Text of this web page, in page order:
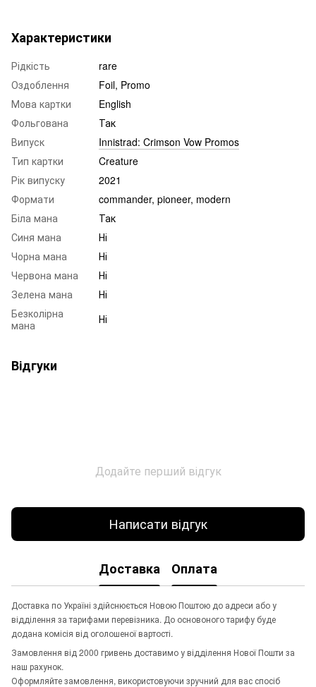
Характеристики
Рідкість
rare
Оздоблення
Foil, Promo
Мова картки
English
Фольгована
Так
Випуск
Innistrad: Crimson Vow Promos
Тип картки
Creature
Рік випуску
2021
Формати
commander, pioneer, modern
Біла мана
Так
Синя мана
Ні
Чорна мана
Ні
Червона мана
Ні
Зелена мана
Ні
Безколірна
мана
Ні
Відгуки
Додайте перший відгук
Написати відгук
Доставка Оплата
Доставка по Україні здійснюється Новою Поштою до адреси або у
відділення за тарифами перевізника. До основоного тарифу буде
додана комісія від оголошеної вартості.
Замовлення від 2000 гривень доставимо у відділення Нової Пошти за
наш рахунок.
Оформляйте замовлення, використовуючи зручний для вас спосіб